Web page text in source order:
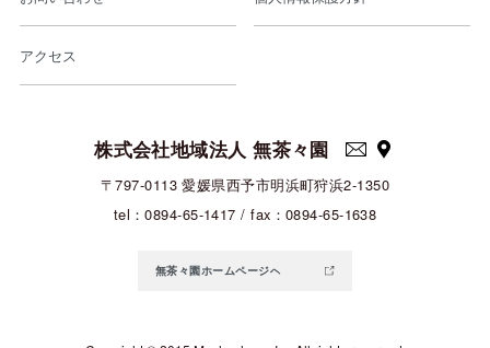
アクセス
株式会社地域法人 無茶々園
〒797-0113 愛媛県西予市明浜町狩浜2-1350
tel：0894-65-1417 / fax：0894-65-1638
無茶々園ホームページへ